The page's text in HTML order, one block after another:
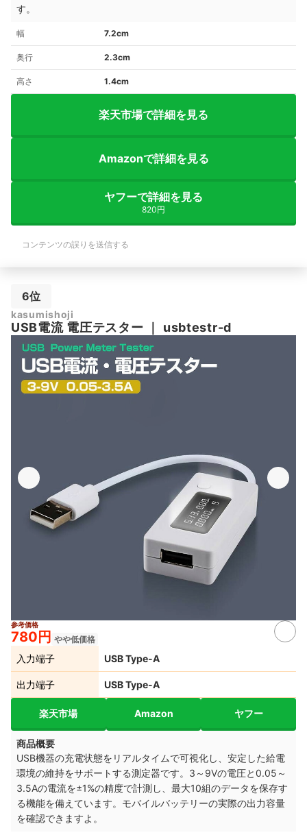
す。
幅 7.2cm
奥行 2.3cm
高さ 1.4cm
楽天市場で詳細を見る
Amazonで詳細を見る
ヤフーで詳細を見る
820円
コンテンツの誤りを送信する
6位
‎kasumishoji
USB電流 電圧テスター usbtestr-d
参考価格
780円 やや低価格
入力端子 USB Type-A
出力端子 USB Type-A
楽天市場 Amazon ヤフー
商品概要
USB機器の充電状態をリアルタイムで可視化し、安定した給電
環境の維持をサポートする測定器です。3～9Vの電圧と0.05～
3.5Aの電流を±1%の精度で計測し、最大10組のデータを保存す
る機能を備えています。モバイルバッテリーの実際の出力容量
を確認できますよ。